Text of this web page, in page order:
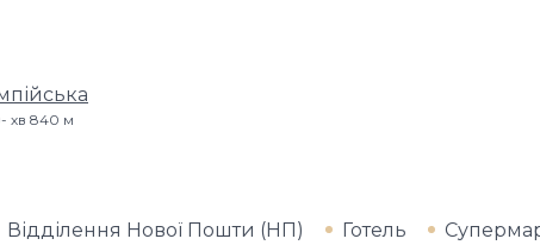
хв​ 840 м
Відділення Нової Пошти (НП) Готель